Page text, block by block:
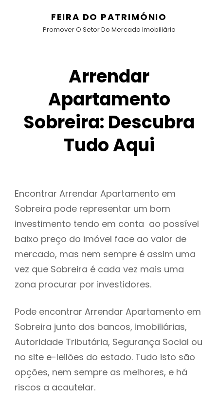
FEIRA DO PATRIMÓNIO
Promover O Setor Do Mercado Imobiliário
Arrendar
Apartamento
Sobreira: Descubra
Tudo Aqui
Encontrar Arrendar Apartamento em
Sobreira pode representar um bom
investimento tendo em conta ao possível
baixo preço do imóvel face ao valor de
mercado, mas nem sempre é assim uma
vez que Sobreira é cada vez mais uma
zona procurar por investidores.
Pode encontrar Arrendar Apartamento em
Sobreira junto dos bancos, imobiliárias,
Autoridade Tributária, Segurança Social ou
no site e-leilões do estado. Tudo isto são
opções, nem sempre as melhores, e há
riscos a acautelar.